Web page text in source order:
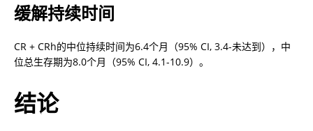
缓解持续时间
CR + CRh的中位持续时间为6.4个月（95% CI, 3.4-未达到），中
位总生存期为8.0个月（95% CI, 4.1-10.9）。
结论